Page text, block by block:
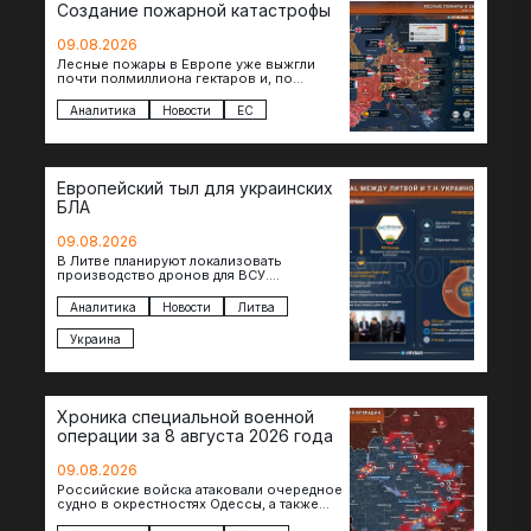
Создание пожарной катастрофы
09.08.2026
Лесные пожары в Европе уже выжгли
почти полмиллиона гектаров и, по
экономике в €15,6–19,1 млрд. К…
Аналитика Новости ЕС
Европейский тыл для украинских
БЛА
09.08.2026
В Литве планируют локализовать
производство дронов для ВСУ.
президенты Гитанас Науседа и Владимир
Зеленский подписали…
Аналитика Новости Литва
Украина
Хроника специальной военной
операции за 8 августа 2026 года
09.08.2026
Российские войска атаковали очередное
судно в окрестностях Одессы, а также